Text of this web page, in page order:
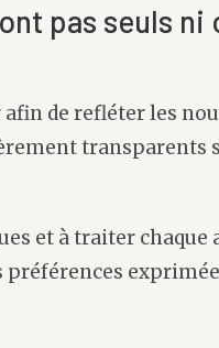
pas seuls ni
de refléter les
transparents
et à traiter chaque
préférences